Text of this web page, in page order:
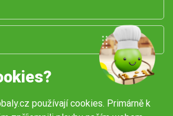
používají cookies. Primárně k